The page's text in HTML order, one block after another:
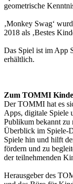
geometrische
‚Monkey Swag‘
2018 als ‚Bestes
Das Spiel ist im App
erhältlich.
Zum TOMMI
Der TOMMI hat es
Apps, digitale Spiele
Publikum bekannt zu
Überblick im Spiele-
Spiele hin und hilft
fördern und zu
der teilnehmenden
Herausgeber des